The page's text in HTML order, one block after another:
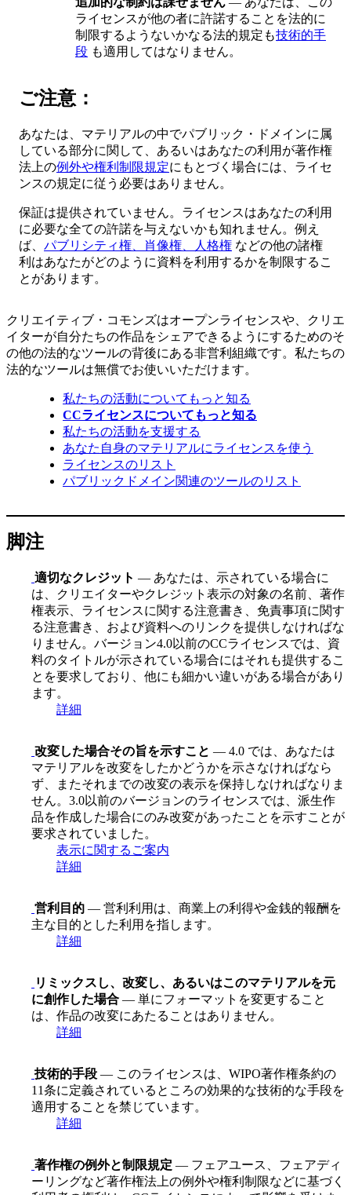
ライセンスが他の者に許諾することを法的に
制限するようないかなる法的規定も技術的手
段 も適用してはなりません。
ご注意：
あなたは、マテリアルの中でパブリック・ドメインに属
している部分に関して、あるいはあなたの利用が著作権
法上の例外や権利制限規定にもとづく場合には、ライセ
ンスの規定に従う必要はありません。
保証は提供されていません。ライセンスはあなたの利用
に必要な全ての許諾を与えないかも知れません。例え
ば、 パブリシティ権、肖像権、人格権 などの他の諸権
利はあなたがどのように資料を利用するかを制限するこ
とがあります。
クリエイティブ・コモンズはオープンライセンスや、クリエ
イターが自分たちの作品をシェアできるようにするためのそ
の他の法的なツールの背後にある非営利組織です。私たちの
法的なツールは無償でお使いいただけます。
私たちの活動についてもっと知る
CCライセンスについてもっと知る
私たちの活動を支援する
あなた自身のマテリアルにライセンスを使う
ライセンスのリスト
パブリックドメイン関連のツールのリスト
脚注
適切なクレジット — あなたは、示されている場合に
は、クリエイターやクレジット表示の対象の名前、著作
権表示、ライセンスに関する注意書き、免責事項に関す
る注意書き、および資料へのリンクを提供しなければな
りません。バージョン4.0以前のCCライセンスでは、資
料のタイトルが示されている場合にはそれも提供するこ
とを要求しており、他にも細かい違いがある場合があり
ます。
詳細
改変した場合その旨を示すこと — 4.0 では、あなたは
マテリアルを改変をしたかどうかを示さなければなら
ず、またそれまでの改変の表示を保持しなければなりま
せん。3.0以前のバージョンのライセンスでは、派生作
品を作成した場合にのみ改変があったことを示すことが
要求されていました。
表示に関するご案内
詳細
営利目的 — 営利利用は、商業上の利得や金銭的報酬を
主な目的とした利用を指します。
詳細
リミックスし、改変し、あるいはこのマテリアルを元
に創作した場合 — 単にフォーマットを変更すること
は、作品の改変にあたることはありません。
詳細
技術的手段 — このライセンスは、WIPO著作権条約の
11条に定義されているところの効果的な技術的な手段を
適用することを禁じています。
詳細
著作権の例外と制限規定 — フェアユース、フェアディ
ーリングなど著作権法上の例外や権利制限などに基づく